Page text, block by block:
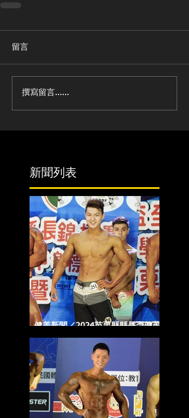
留言
撰寫留言......
新聞列表
健美新聞／2024苗栗縣縣長盃健美
賽事 6/28前報名倒數中